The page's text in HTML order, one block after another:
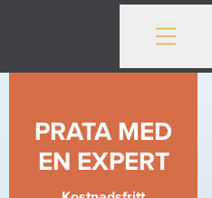
PRATA MED
EN EXPERT